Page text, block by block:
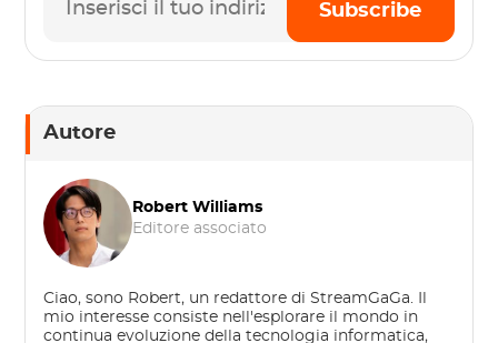
Subscribe
Autore
Robert Williams
Editore associato
Ciao, sono Robert, un redattore di StreamGaGa. Il
mio interesse consiste nell'esplorare il mondo in
continua evoluzione della tecnologia informatica,